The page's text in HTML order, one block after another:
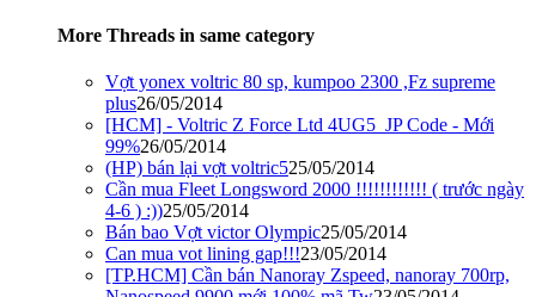
More Threads in same category
Vợt yonex voltric 80 sp, kumpoo 2300 ,Fz supreme
plus26/05/2014
[HCM] - Voltric Z Force Ltd 4UG5_JP Code - Mới
99%26/05/2014
(HP) bán lại vợt voltric525/05/2014
Cần mua Fleet Longsword 2000 !!!!!!!!!!!! ( trước ngày
4-6 ) :))25/05/2014
Bán bao Vợt victor Olympic25/05/2014
Can mua vot lining gap!!!23/05/2014
[TP.HCM] Cần bán Nanoray Zspeed, nanoray 700rp,